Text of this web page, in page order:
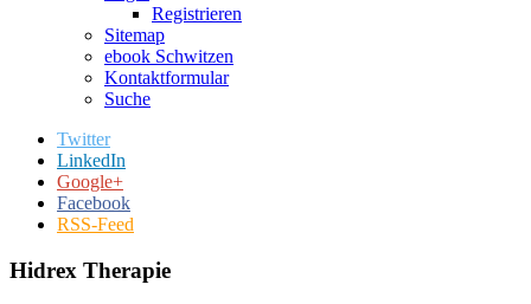
Registrieren
Sitemap
ebook Schwitzen
Kontaktformular
Suche
Twitter
LinkedIn
Google+
Facebook
RSS-Feed
Hidrex Therapie